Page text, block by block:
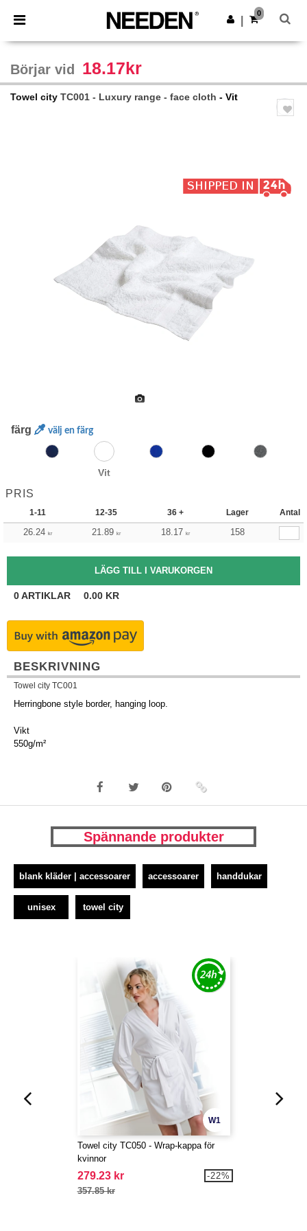
× Needen-app
Bättre priser i appen!
Hämta app
0
Börjar vid 18.17kr
Towel city TC001 - Luxury range - face cloth - Vit
färg välj en färg
Vit
PRIS
1-11 12-35 36 + Lager Antal
26.24 kr 21.89 kr 18.17 kr 158
0ARTIKLAR 0.00 KR
BESKRIVNING
Towel city TC001
Herringbone style border, hanging loop.
Vikt
550g/m²
Spännande produkter
blank kläder | accessoarer accessoarer handdukar
unisex towel city
W1
Towel city TC050 - Wrap-kappa för
kvinnor
279.23 kr
357.85 kr
-22%